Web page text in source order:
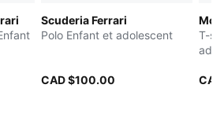
Scuderia Ferrari
Polo Enfant et adolescent
CAD $100.00
T-